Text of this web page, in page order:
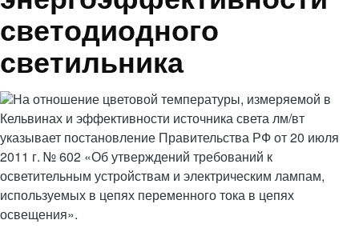
светодиодного
светильника
На отношение цветовой температуры, измеряемой в
Кельвинах и эффективности источника света лм/вт
указывает постановление Правительства РФ от 20 июля
2011 г. № 602 «Об утверждений требований к
осветительным устройствам и электрическим лампам,
используемых в цепях переменного тока в цепях
освещения».